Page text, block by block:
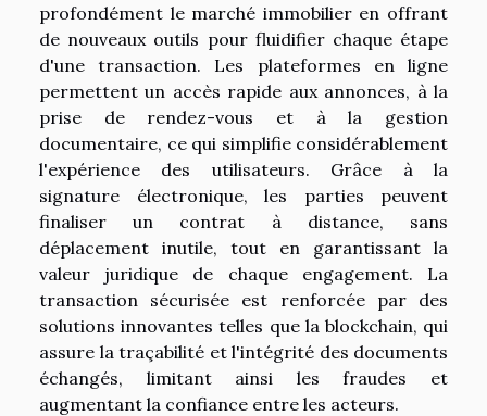
profondément le marché immobilier en offrant
de nouveaux outils pour fluidifier chaque étape
d'une transaction. Les plateformes en ligne
permettent un accès rapide aux annonces, à la
prise de rendez-vous et à la gestion
documentaire, ce qui simplifie considérablement
l'expérience des utilisateurs. Grâce à la
signature électronique, les parties peuvent
finaliser un contrat à distance, sans
déplacement inutile, tout en garantissant la
valeur juridique de chaque engagement. La
transaction sécurisée est renforcée par des
solutions innovantes telles que la blockchain, qui
assure la traçabilité et l'intégrité des documents
échangés, limitant ainsi les fraudes et
augmentant la confiance entre les acteurs.